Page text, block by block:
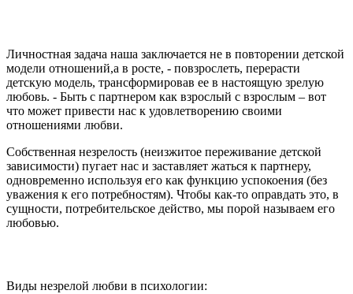
Личностная задача наша заключается не в повторении детской
модели отношений,а в росте, - повзрослеть, перерасти
детскую модель, трансформировав ее в настоящую зрелую
любовь. - Быть с партнером как взрослый с взрослым – вот
что может привести нас к удовлетворению своими
отношениями любви.
Собственная незрелость (неизжитое переживание детской
зависимости) пугает нас и заставляет жаться к партнеру,
одновременно используя его как функцию успокоения (без
уважения к его потребностям). Чтобы как-то оправдать это, в
сущности, потребительское действо, мы порой называем его
любовью.
Виды незрелой любви в психологии: